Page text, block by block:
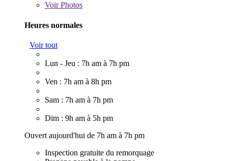
VoirPhotos
Heures normales
Voir tout
Lun - Jeu : 7h am à 7h pm
Ven : 7h am à 8h pm
Sam : 7h am à 7h pm
Dim : 9h am à 5h pm
Ouvert aujourd'hui de 7h am à 7h pm
Inspection gratuite du remorquage